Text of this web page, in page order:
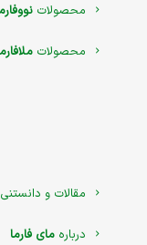
محصولات
محصولات
مقالات و
درباره مای فارما